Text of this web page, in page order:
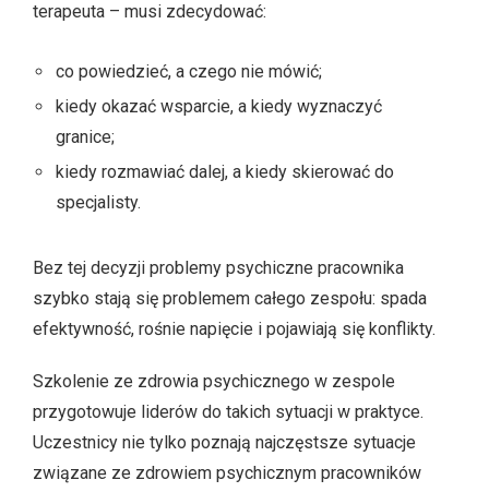
terapeuta – musi zdecydować:
co powiedzieć, a czego nie mówić;
kiedy okazać wsparcie, a kiedy wyznaczyć
granice;
kiedy rozmawiać dalej, a kiedy skierować do
specjalisty.
Bez tej decyzji problemy psychiczne pracownika
szybko stają się problemem całego zespołu: spada
efektywność, rośnie napięcie i pojawiają się konflikty.
Szkolenie ze zdrowia psychicznego w zespole
przygotowuje liderów do takich sytuacji w praktyce.
Uczestnicy nie tylko poznają najczęstsze sytuacje
związane ze zdrowiem psychicznym pracowników